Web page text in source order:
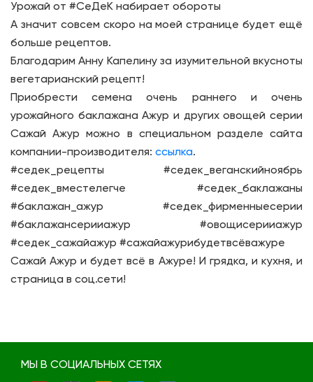
Урожай от #СеДеК набирает обороты
А значит совсем скоро на моей странице будет ещё
больше рецептов.
Благодарим Анну Капелину за изумительной вкусноты
вегетарианский рецепт!
Приобрести семена очень раннего и очень
урожайного баклажана Ажур и других овощей серии
Сажай Ажур можно в специальном разделе сайта
компании-производителя: ссылка.
#седек_рецепты #седек_веганскийноябрь
#седек_вместелегче #седек_баклажаны
#баклажан_ажур #седек_фирменныесерии
#баклажансерииажур #овощисерииажур
#седек_сажайажур #сажайажурибудетвсёважуре
Сажай Ажур и будет всё в Ажуре! И грядка, и кухня, и
страница в соц.сети!
МЫ В СОЦИАЛЬНЫХ СЕТЯХ